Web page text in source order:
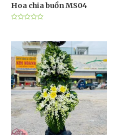
Hoa chia buồn MS04
sao